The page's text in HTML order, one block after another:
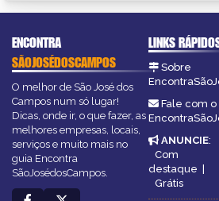
ENCONTRA
SÃOJOSÉDOSCAMPOS
O melhor de São José dos
Campos num só lugar!
Dicas, onde ir, o que fazer, as
melhores empresas, locais,
serviços e muito mais no
guia Encontra
SãoJosédosCampos.
LINKS
Sobre
Fale com o
ANUNCIE:
Com
destaque
Grátis